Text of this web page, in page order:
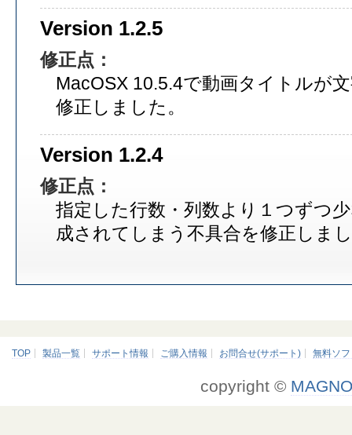
Version 1.2.5
修正点：
MacOSX 10.5.4で動画タイトルが
修正しました。
Version 1.2.4
修正点：
指定した行数・列数より１つずつ
成されてしまう不具合を修正しま
TOP 製品一覧 サポート情報 ご購入情報 お問合せ(サポート) 無料ソフ
copyright ©